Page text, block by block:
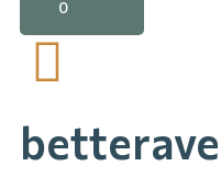
0
betterave